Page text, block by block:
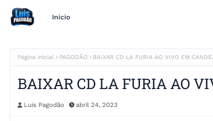
Inicio
Página inicial PAGODÃO BAIXAR CD LA FURIA AO VIVO EM
BAIXAR CD LA FURIA AO
Luis Pagodão abril 24, 2023